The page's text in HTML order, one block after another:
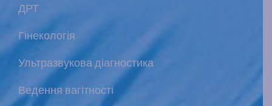
ДРТ
Гінекологія
Ультразвукова діагностика
Ведення вагітності